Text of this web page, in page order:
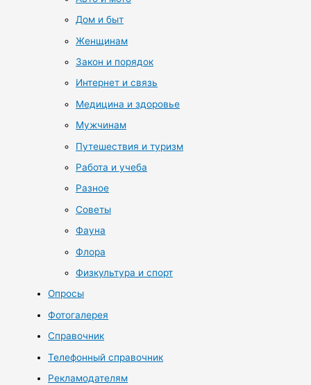
Дом и быт
Женщинам
Закон и порядок
Интернет и связь
Медицина и здоровье
Мужчинам
Путешествия и туризм
Работа и учеба
Разное
Советы
Фауна
Флора
Физкультура и спорт
Опросы
Фотогалерея
Справочник
Телефонный справочник
Рекламодателям